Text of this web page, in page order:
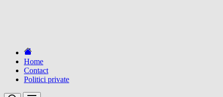
Home
Contact
Politici private